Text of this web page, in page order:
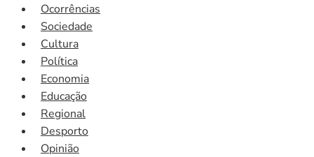
Ocorrências
Sociedade
Cultura
Política
Economia
Educação
Regional
Desporto
Opinião